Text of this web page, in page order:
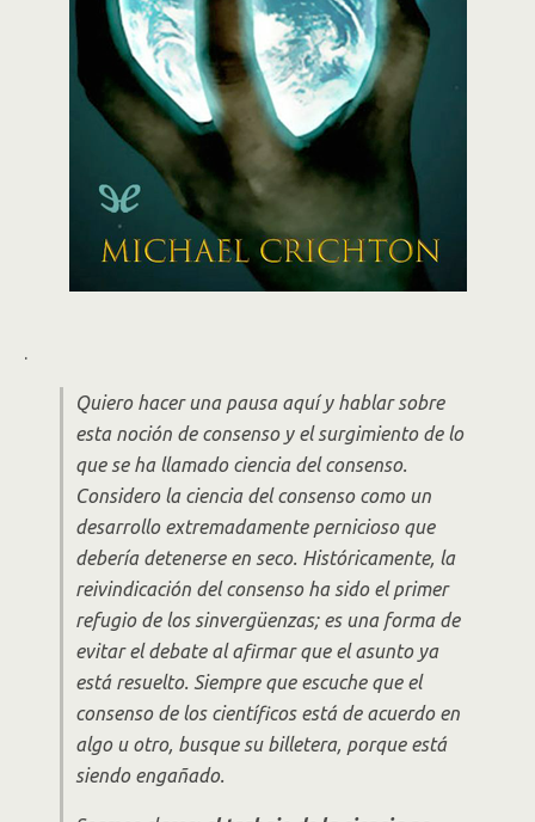
.
Quiero hacer una pausa aquí y hablar sobre
esta noción de consenso y el surgimiento de lo
que se ha llamado ciencia del consenso.
Considero la ciencia del consenso como un
desarrollo extremadamente pernicioso que
debería detenerse en seco. Históricamente, la
reivindicación del consenso ha sido el primer
refugio de los sinvergüenzas; es una forma de
evitar el debate al afirmar que el asunto ya
está resuelto. Siempre que escuche que el
consenso de los científicos está de acuerdo en
algo u otro, busque su billetera, porque está
siendo engañado.